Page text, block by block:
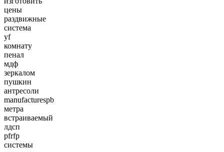
цены
раздвижные
система
yf
комнату
пенал
мдф
зеркалом
пушкин
антресоли
manufacturespb
метра
встраиваемый
лдсп
pfrfp
системы